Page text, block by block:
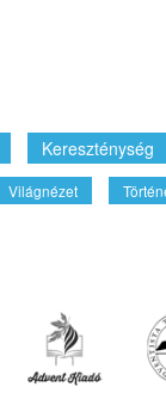
Kereszténység
Világnézet